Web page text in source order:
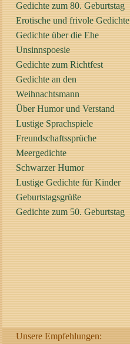
Gedichte zum 80. Geburtstag
Erotische und frivole Gedichte
Gedichte über die Ehe
Unsinnspoesie
Gedichte zum Richtfest
Gedichte an den
Weihnachtsmann
Über Humor und Verstand
Lustige Sprachspiele
Freundschaftssprüche
Meergedichte
Schwarzer Humor
Lustige Gedichte für Kinder
Geburtstagsgrüße
Gedichte zum 50. Geburtstag
Unsere Empfehlungen: